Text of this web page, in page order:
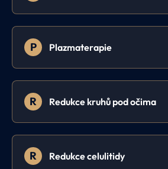
P Plazmaterapie
R Redukce kruhů pod očima
R Redukce celulitidy